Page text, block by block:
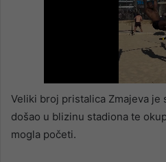
Veliki broj pristalica Zmajeva je
došao u blizinu stadiona te
mogla početi.